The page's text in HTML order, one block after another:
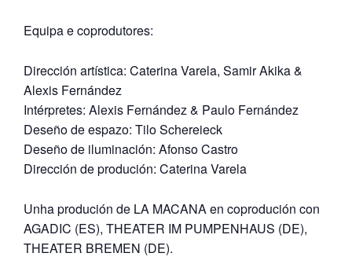
Equipa e coprodutores:
Dirección artística: Caterina Varela, Samir Akika &
Alexis Fernández
Intérpretes: Alexis Fernández & Paulo Fernández
Deseño de espazo: Tilo Schereieck
Deseño de iluminación: Afonso Castro
Dirección de produción: Caterina Varela
Unha produción de LA MACANA en coprodución con
AGADIC (ES), THEATER IM PUMPENHAUS (DE),
THEATER BREMEN (DE).